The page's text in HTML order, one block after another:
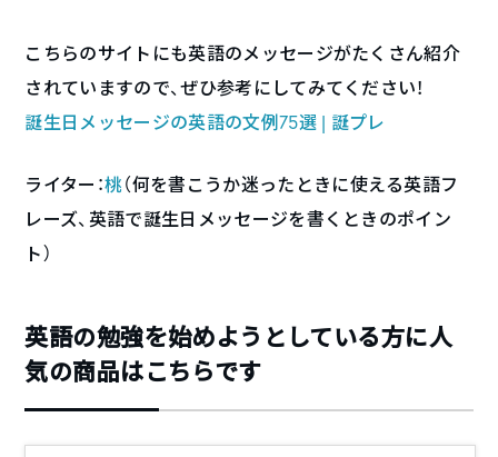
こちらのサイトにも英語のメッセージがたくさん紹介
されていますので、ぜひ参考にしてみてください！
誕生日メッセージの英語の文例75選 | 誕プレ
ライター：桃（何を書こうか迷ったときに使える英語フ
レーズ、英語で誕生日メッセージを書くときのポイン
ト）
英語の勉強を始めようとしている方に人
気の商品はこちらです